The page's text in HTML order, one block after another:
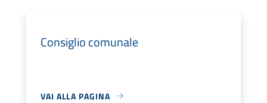
Consiglio comunale
VAI ALLA PAGINA